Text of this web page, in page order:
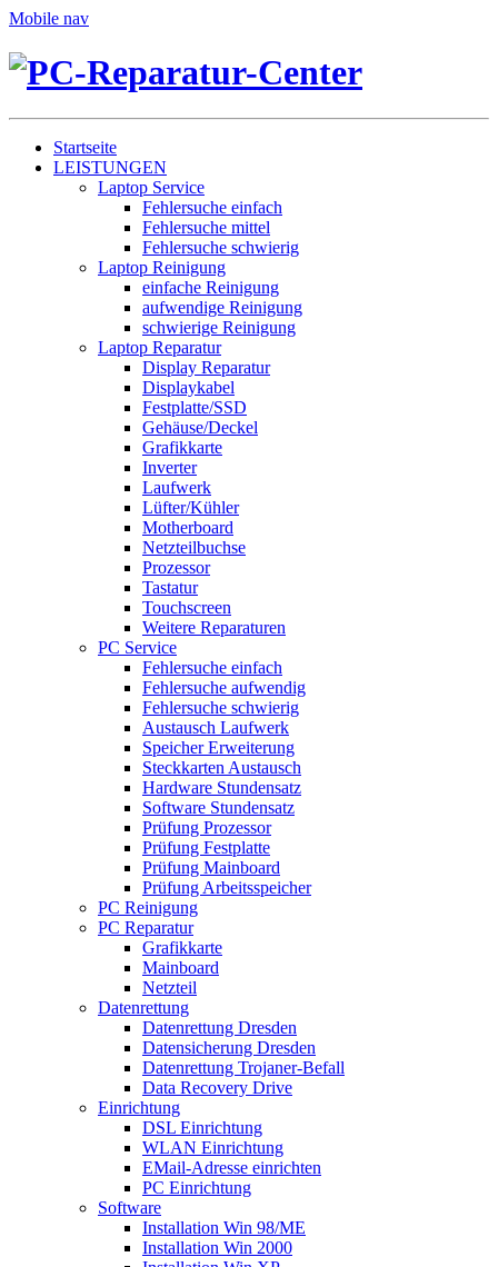
Mobile nav
Startseite
LEISTUNGEN
Laptop Service
Fehlersuche einfach
Fehlersuche mittel
Fehlersuche schwierig
Laptop Reinigung
einfache Reinigung
aufwendige Reinigung
schwierige Reinigung
Laptop Reparatur
Display Reparatur
Displaykabel
Festplatte/SSD
Gehäuse/Deckel
Grafikkarte
Inverter
Laufwerk
Lüfter/Kühler
Motherboard
Netzteilbuchse
Prozessor
Tastatur
Touchscreen
Weitere Reparaturen
PC Service
Fehlersuche einfach
Fehlersuche aufwendig
Fehlersuche schwierig
Austausch Laufwerk
Speicher Erweiterung
Steckkarten Austausch
Hardware Stundensatz
Software Stundensatz
Prüfung Prozessor
Prüfung Festplatte
Prüfung Mainboard
Prüfung Arbeitsspeicher
PC Reinigung
PC Reparatur
Grafikkarte
Mainboard
Netzteil
Datenrettung
Datenrettung Dresden
Datensicherung Dresden
Datenrettung Trojaner-Befall
Data Recovery Drive
Einrichtung
DSL Einrichtung
WLAN Einrichtung
EMail-Adresse einrichten
PC Einrichtung
Software
Installation Win 98/ME
Installation Win 2000